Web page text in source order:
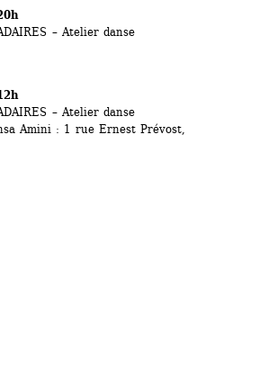
– Atelier danse
– Atelier danse
Amini : 1 rue Ernest Prévost,